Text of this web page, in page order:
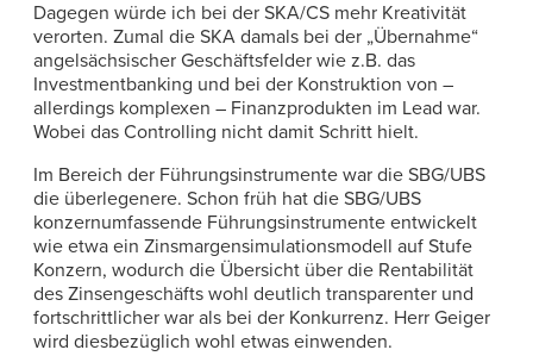
Dagegen würde ich bei der SKA/CS mehr Kreativität
verorten. Zumal die SKA damals bei der „Übernahme“
angelsächsischer Geschäftsfelder wie z.B. das
Investmentbanking und bei der Konstruktion von –
allerdings komplexen – Finanzprodukten im Lead war.
Wobei das Controlling nicht damit Schritt hielt.
Im Bereich der Führungsinstrumente war die SBG/UBS
die überlegenere. Schon früh hat die SBG/UBS
konzernumfassende Führungsinstrumente entwickelt
wie etwa ein Zinsmargensimulationsmodell auf Stufe
Konzern, wodurch die Übersicht über die Rentabilität
des Zinsengeschäfts wohl deutlich transparenter und
fortschrittlicher war als bei der Konkurrenz. Herr Geiger
wird diesbezüglich wohl etwas einwenden.